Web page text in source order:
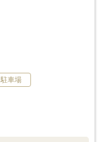
駐車場